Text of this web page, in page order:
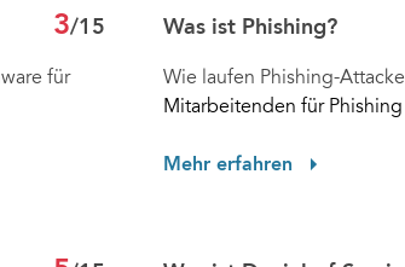
3/15
für
Was ist Phishing?
Wie laufen Phishing-
Mitarbeitenden für
Mehr erfahren